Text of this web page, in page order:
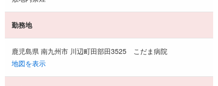
勤務地
鹿児島県 南九州市 川辺町田部田3525 こだま病院
地図を表示